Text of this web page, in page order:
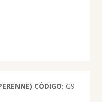
CÓDIGO: G9